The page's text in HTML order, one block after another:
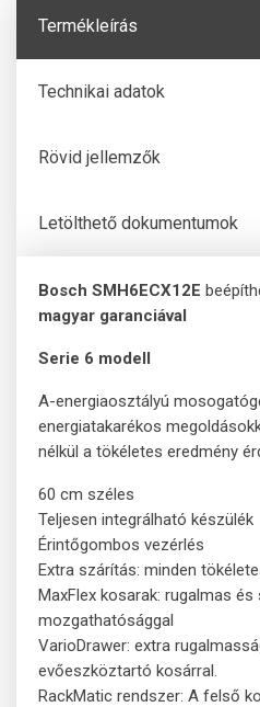
Termékleírás
Technikai adatok
Rövid jellemzők
Letölthető dokumentumok
Bosch SMH6ECX12E
magyar garanciával
Serie 6 modell
A-energiaosztályú
energiatakarékos
nélkül a tökéletes eredmény
60 cm széles
Teljesen integrálható készülék
Érintőgombos vezérlés
Extra szárítás: minden
MaxFlex kosarak: rugalmas
mozgathatósággal
VarioDrawer: extra
evőeszköztartó kosárral.
RackMatic rendszer: A felső